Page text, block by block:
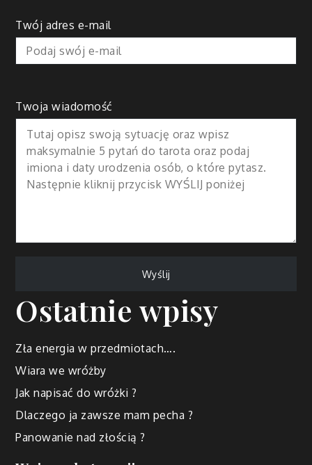
Twój adres e-mail
Twoja wiadomość
Ostatnie wpisy
Zła energia w przedmiotach….
Wiara we wróżby
Jak napisać do wróżki ?
Dlaczego ja zawsze mam pecha ?
Panowanie nad złością ?